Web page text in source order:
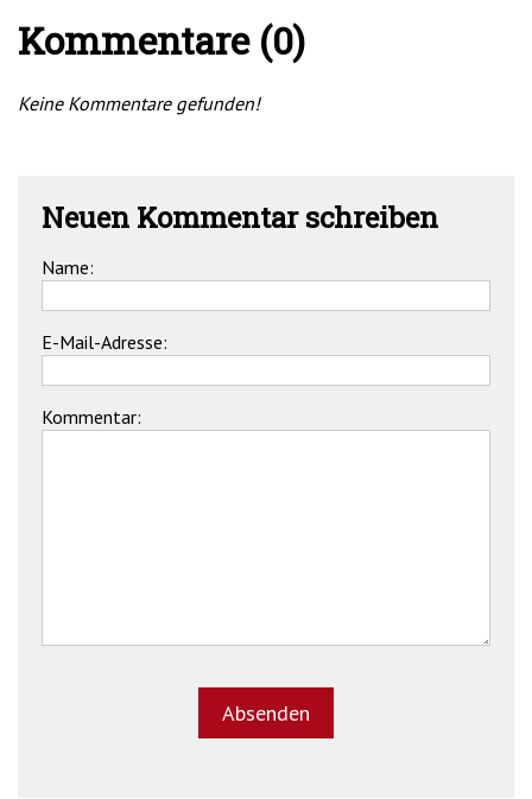
Kommentare (0)
Keine Kommentare gefunden!
Neuen Kommentar schreiben
Name:
E-Mail-Adresse:
Kommentar: